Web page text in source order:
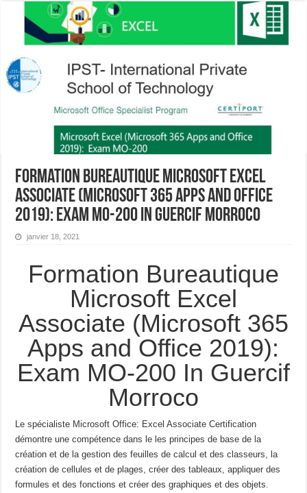
Formation Bureautique Microsoft Excel
Associate (Microsoft 365 Apps and Office
2019): Exam MO-200 In Guercif Morroco
janvier 18, 2021
Formation Bureautique
Microsoft Excel
Associate (Microsoft 365
Apps and Office 2019):
Exam MO-200 In Guercif
Morroco
Le spécialiste Microsoft Office: Excel Associate Certification
démontre une compétence dans le les principes de base de la
création et de la gestion des feuilles de calcul et des classeurs, la
création de cellules et de plages,
créer des tableaux, appliquer des
formules et des fonctions et créer des graphiques et des objets.